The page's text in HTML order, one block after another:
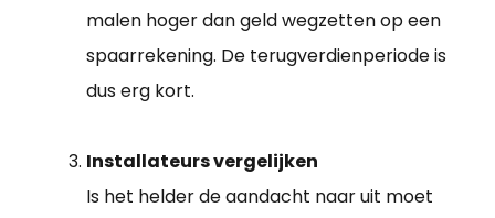
malen hoger dan geld wegzetten op een
spaarrekening. De terugverdienperiode is
dus erg kort.
Installateurs vergelijken
Is het helder de aandacht naar uit moet